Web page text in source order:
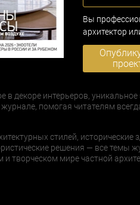
Вы
архитектор
декоре интерьеров, уникальное
помогая читателям
стилей, исторические
решения — все темы
творческом мире частной